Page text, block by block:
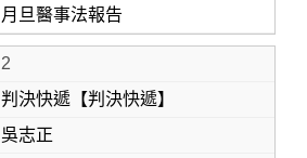
月旦醫事法報告
2
判決快遞【判決快遞】
吳志正